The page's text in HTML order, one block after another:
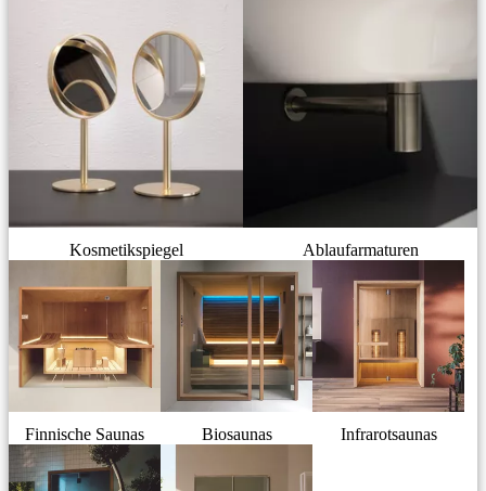
Kosmetikspiegel Ablaufarmaturen
Finnische Saunas Biosaunas Infrarotsaunas